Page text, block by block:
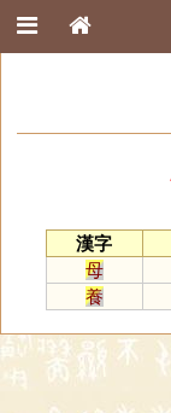
漢字
母
養